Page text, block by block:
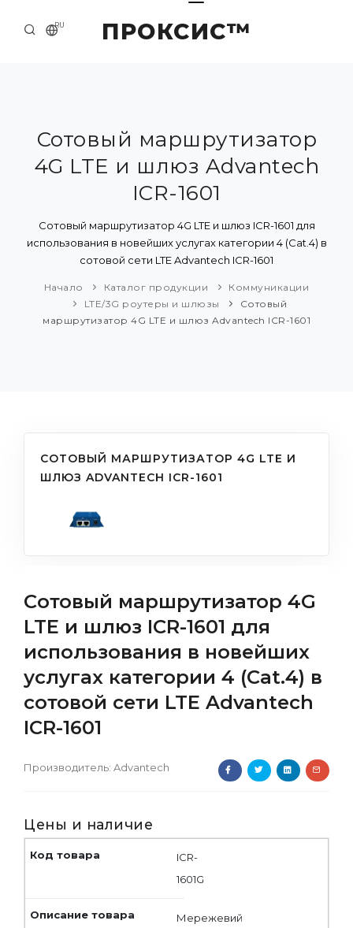
ПРОКСИС™
RU
О КОМПАНИИ
ПРИМЕРЫ И РЕШЕНИЯ
КАТАЛОГ ПРОДУКЦИИ
ПРЕСС-ЦЕНТР
Сотовый маршрутизатор
4G LTE и шлюз Advantech
ICR-1601
Сотовый маршрутизатор 4G LTE и шлюз ICR-1601 для
использования в новейших услугах категории 4 (Cat.4) в
сотовой сети LTE Advantech ICR-1601
Начало Каталог продукции
Коммуникации
LTE/3G роутеры и шлюзы
Сотовый
маршрутизатор 4G LTE и шлюз Advantech ICR-1601
СОТОВЫЙ МАРШРУТИЗАТОР 4G LTE И
ШЛЮЗ ADVANTECH ICR-1601
Сотовый маршрутизатор 4G
LTE и шлюз ICR-1601 для
использования в новейших
услугах категории 4 (Cat.4) в
сотовой сети LTE Advantech
ICR-1601
Производитель: Advantech
Цены и наличие
ICR-
1601G
Мережевий